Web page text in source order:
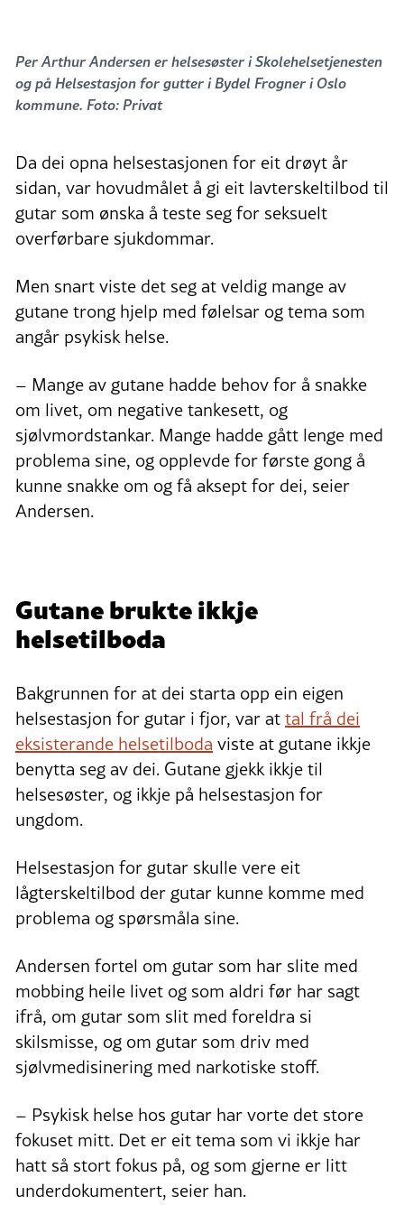
Per Arthur Andersen er helsesøster i Skolehelsetjenesten
og på Helsestasjon for gutter i Bydel Frogner i Oslo
kommune. Foto: Privat
Da dei opna helsestasjonen for eit drøyt år
sidan, var hovudmålet å gi eit lavterskeltilbod til
gutar som ønska å teste seg for seksuelt
overførbare sjukdommar.
Men snart viste det seg at veldig mange av
gutane trong hjelp med følelsar og tema som
angår psykisk helse.
– Mange av gutane hadde behov for å snakke
om livet, om negative tankesett, og
sjølvmordstankar. Mange hadde gått lenge med
problema sine, og opplevde for første gong å
kunne snakke om og få aksept for dei, seier
Andersen.
Gutane brukte ikkje
helsetilboda
Bakgrunnen for at dei starta opp ein eigen
helsestasjon for gutar i fjor, var attal frå dei
eksisterande helsetilboda viste at gutane ikkje
benytta seg av dei. Gutane gjekk ikkje til
helsesøster, og ikkje på helsestasjon for
ungdom.
Helsestasjon for gutar skulle vere eit
lågterskeltilbod der gutar kunne komme med
problema og spørsmåla sine.
Andersen fortel om gutar som har slite med
mobbing heile livet og som aldri før har sagt
ifrå, om gutar som slit med foreldra si
skilsmisse, og om gutar som driv med
sjølvmedisinering med narkotiske stoff.
– Psykisk helse hos gutar har vorte det store
fokuset mitt. Det er eit tema som vi ikkje har
hatt så stort fokus på, og som gjerne er litt
underdokumentert, seier han.